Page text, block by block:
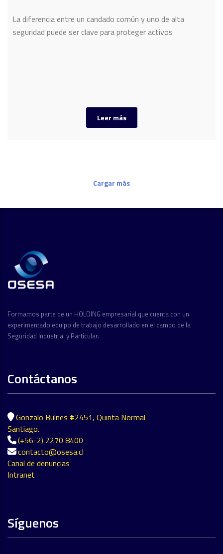
La diferencia entre un candado común y uno de alta
seguridad puede ser clave para proteger activos
Leer más
Cargar más
Formamos parte de un HOLDING empresarial que cuenta con un
experimentado equipo de trabajo desarrollado en el campo de la
Seguridad Industrial y Particular.
Contáctanos
Gonzalo Bulnes #2451, Quinta Normal
Santiago.
(+56-2) 2270 8400
contacto@osesa.cl
Canal de denuncias
Intranet
Síguenos